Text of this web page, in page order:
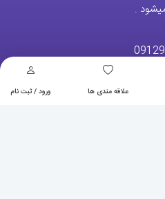
علاقه مندی ها ورود / ثبت نام
.